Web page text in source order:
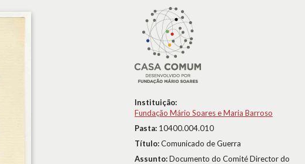
Instituição:
Fundação Mário Soares e Maria Barroso
Pasta: 10400.004.010
Título:Comunicado de Guerra
Assunto:Documento do Comité Director do